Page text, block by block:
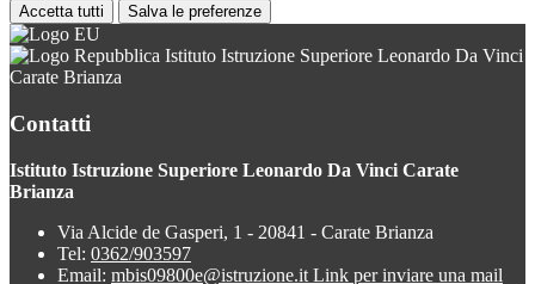
Accetta tutti Salva le preferenze
Istituto Istruzione Superiore Leonardo Da Vinci
Carate Brianza
Contatti
Istituto Istruzione Superiore Leonardo Da Vinci Carate
Brianza
Via Alcide de Gasperi, 1 - 20841 - Carate Brianza
Tel: 0362/903597
Email: mbis09800e@istruzione.it Link per inviare una mail